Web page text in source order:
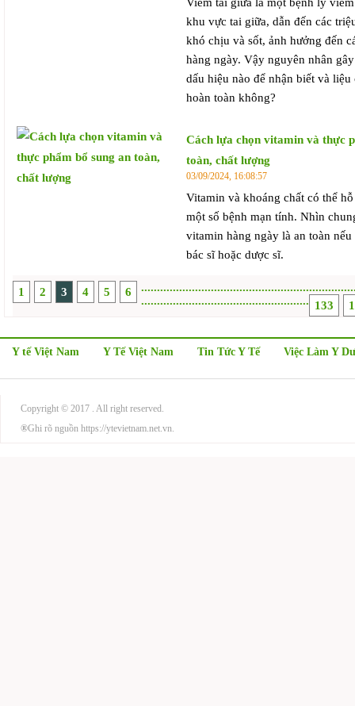
khu vực tai giữa, dẫn đến các
khó chịu và sốt, ảnh hưởng đến
hàng ngày. Vậy nguyên nhân
dấu hiệu nào để nhận biết và
hoàn toàn không?
Cách lựa chọn vitamin và thực
toàn, chất lượng
03/09/2024, 16:08:57
Vitamin và khoáng chất có thể
một số bệnh mạn tính. Nhìn
vitamin hàng ngày là an toàn
bác sĩ hoặc dược sĩ.
1 2 3 4 5 6 ...................................................................
..................................................... 133
Y tế Việt Nam Y Tế Việt Nam Tin Tức Y Tế Việc Làm Y
Copyright © 2017 . All right reserved.
®Ghi rõ nguồn https://ytevietnam.net.vn.